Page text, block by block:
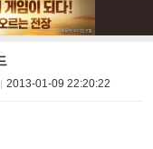
2013-01-09 22:20:22